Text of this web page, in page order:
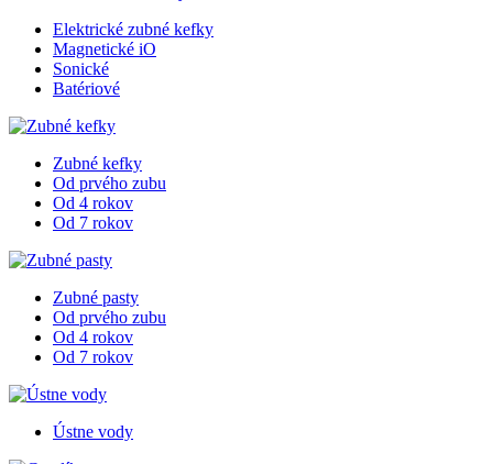
Elektrické zubné kefky
Magnetické iO
Sonické
Batériové
Zubné kefky
Od prvého zubu
Od 4 rokov
Od 7 rokov
Zubné pasty
Od prvého zubu
Od 4 rokov
Od 7 rokov
Ústne vody